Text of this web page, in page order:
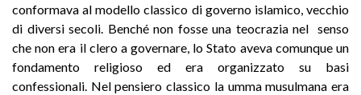
conformava al modello classico di governo islamico, vecchio
di diversi secoli. Benché non fosse una teocrazia nel senso
che non era il clero a governare, lo Stato aveva comunque un
fondamento religioso ed era organizzato su basi
confessionali. Nel pensiero classico la umma musulmana era